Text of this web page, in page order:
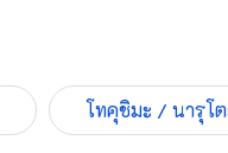
โทคุชิมะ / นารุโ